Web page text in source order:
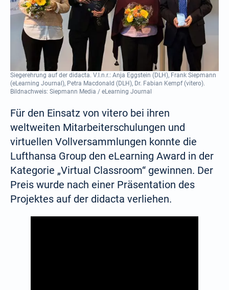
Siegerehrung auf der didacta. V.l.n.r.: Anja Eggstein (DLH), Frank Siepmann
(eLearning Journal), Petra Macdonald (DLH), Dr. Fabian Kempf (vitero).
Bildnachweis: Siepmann Media / eLearning Journal
Für den Einsatz von vitero bei ihren
weltweiten Mitarbeiter­schulungen und
virtuellen Vollversammlungen konnte die
Lufthansa Group den eLearning Award in der
Kategorie „Virtual Classroom“ gewinnen. Der
Preis wurde nach einer Präsentation des
Projektes auf der didacta verliehen.